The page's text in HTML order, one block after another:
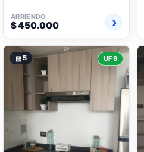
ARRIENDO
$ 450.000
▧5 UF 9